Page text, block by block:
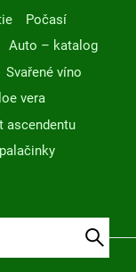
Počasí
Auto – katalog
Svařené víno
vera
ascendentu